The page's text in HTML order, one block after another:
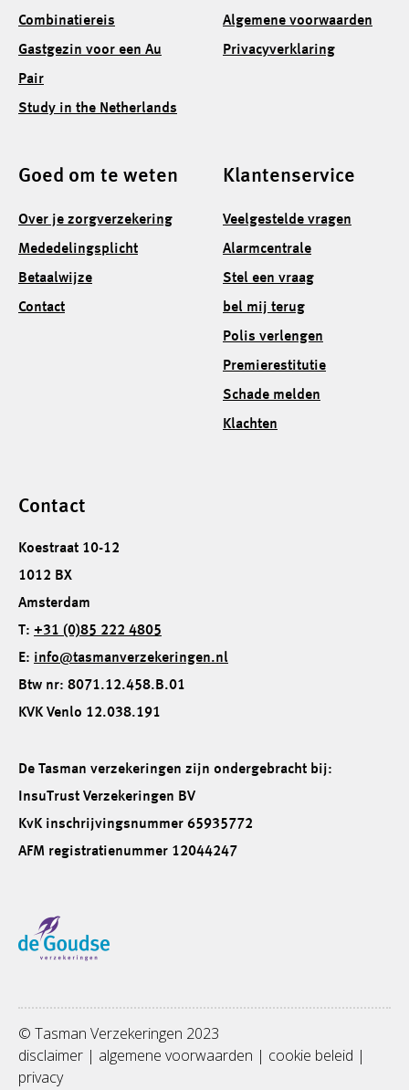
Combinatiereis
Gastgezin voor een Au
Pair
Study in the Netherlands
Algemene voorwaarden
Privacyverklaring
Goed om te weten
Over je zorgverzekering
Mededelingsplicht
Betaalwijze
Contact
Klantenservice
Veelgestelde vragen
Alarmcentrale
Stel een vraag
bel mij terug
Polis verlengen
Premierestitutie
Schade melden
Klachten
Contact
Koestraat 10-12
1012 BX
Amsterdam
T: +31 (0)85 222 4805
E: info@tasmanverzekeringen.nl
Btw nr: 8071.12.458.B.01
KVK Venlo 12.038.191
De Tasman verzekeringen zijn ondergebracht bij:
InsuTrust Verzekeringen BV
KvK inschrijvingsnummer 65935772
AFM registratienummer 12044247
© Tasman Verzekeringen 2023
disclaimer | algemene voorwaarden | cookie beleid |
privacy